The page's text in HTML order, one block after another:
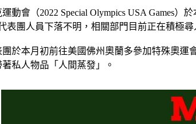
動會（2022 Special Olympics USA Games
表團人員下落不明，相關部門目前正在積極尋
於本月初前往美國佛州奧蘭多參加特殊奧
私人物品「人間蒸發」。